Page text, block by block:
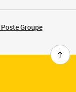
Groupe